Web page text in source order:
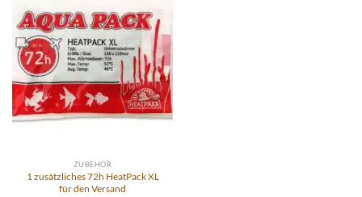
ZUBEHÖR
1 zusätzliches 72h HeatPack XL
für den Versand